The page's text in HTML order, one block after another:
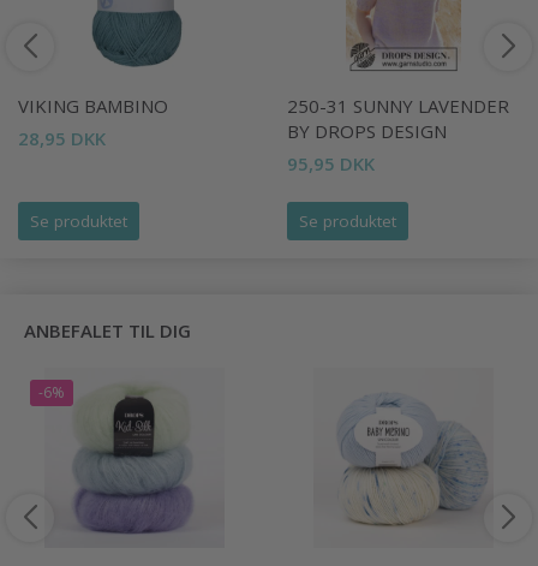
VIKING BAMBINO
28,95 DKK
Se produktet
250-31 SUNNY LAVENDER
BY DROPS DESIGN
95,95 DKK
Se produktet
ANBEFALET TIL DIG
-6%